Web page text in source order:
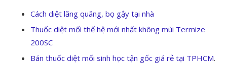
Cách diệt lăng quăng, bọ gậy tại nhà
Thuốc diệt mối thế hệ mới nhất không mùi Termize
200SC
Bán thuốc diệt mối sinh học tận gốc giá rẻ tại TPHCM.